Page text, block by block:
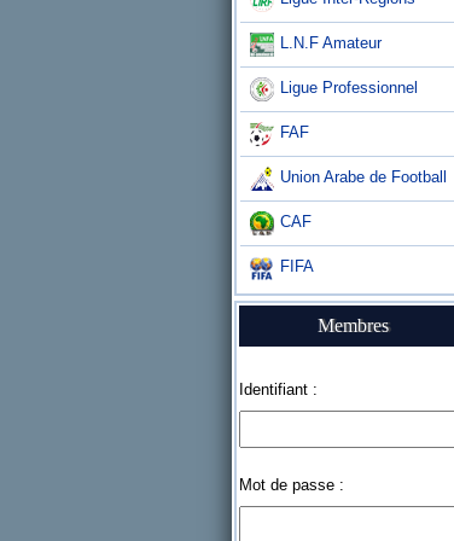
L.N.F Amateur
Ligue Professionnel
FAF
Union Arabe de Football
CAF
FIFA
Membres
Identifiant :
Mot de passe :